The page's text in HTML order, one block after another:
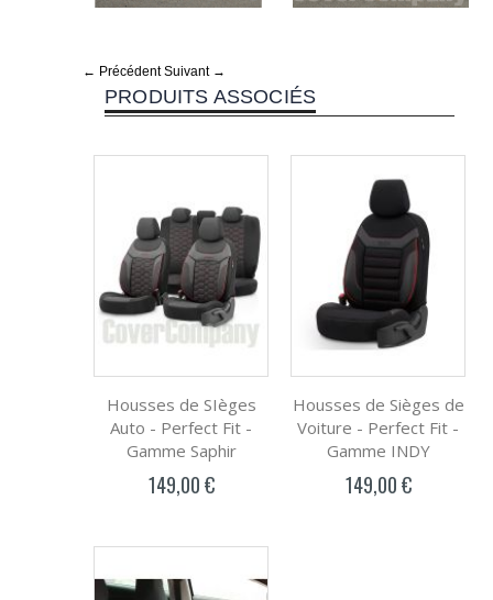
← Précédent Suivant →
PRODUITS ASSOCIÉS
Housses de SIèges
Auto - Perfect Fit -
Gamme Saphir
149,00 €
Housses de Sièges de
Voiture - Perfect Fit -
Gamme INDY
149,00 €